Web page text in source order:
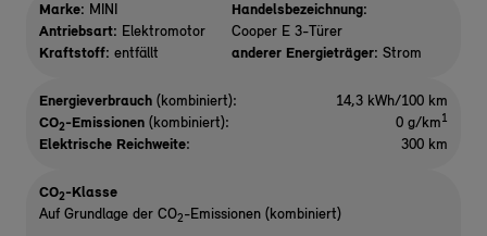
Marke: MINI
Antriebsart: Elektromotor
Kraftstoff: entfällt
Handelsbezeichnung:
Cooper E 3-Türer
anderer Energieträger: Strom
Energieverbrauch (kombiniert):
14,3 kWh/100 km
CO2-Emissionen (kombiniert): 0 g/km1
Elektrische Reichweite: 300 km
CO2-Klasse
Auf Grundlage der CO2-Emissionen (kombiniert)